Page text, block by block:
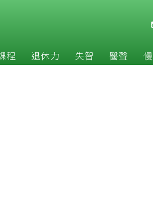
程 退休力 失智 醫聲